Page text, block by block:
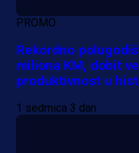
PROMO
Rekordno
miliona KM, dobit
produktivnost u
1 sedmica 3 dan